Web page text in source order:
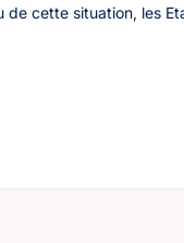
de cette situation, les